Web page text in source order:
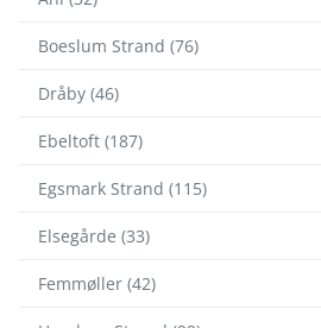
Boeslum Strand (76)
Dråby (46)
Ebeltoft (187)
Egsmark Strand (115)
Elsegårde (33)
Femmøller (42)